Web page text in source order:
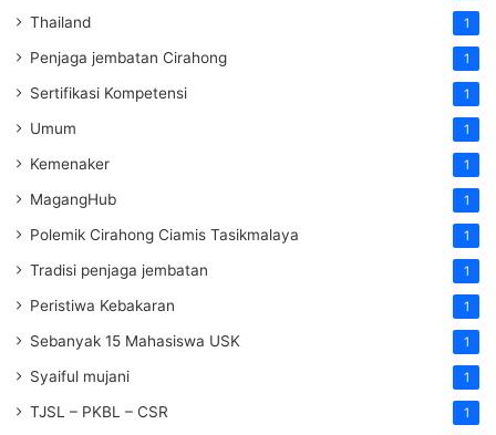
Thailand 1
Penjaga jembatan Cirahong 1
Sertifikasi Kompetensi 1
Umum 1
Kemenaker 1
MagangHub 1
Polemik Cirahong Ciamis Tasikmalaya 1
Tradisi penjaga jembatan 1
Peristiwa Kebakaran 1
Sebanyak 15 Mahasiswa USK 1
Syaiful mujani 1
TJSL – PKBL – CSR 1